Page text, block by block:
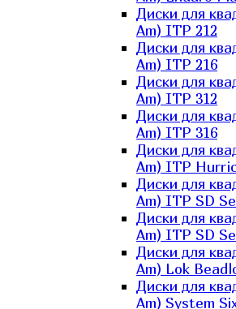
Диски для
Am) ITP 212
Диски для
Am) ITP 216
Диски для
Am) ITP 312
Диски для
Am) ITP 316
Диски для
Am) ITP
Диски для
Am) ITP SD
Диски для
Am) ITP SD
Диски для
Am) Lok
Диски для
Am) System